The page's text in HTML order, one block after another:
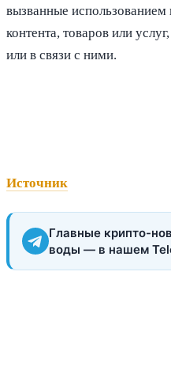
вызванные
контента, товаров или
или в связи с ними.
Источник
Главные крипто-
воды — в нашем